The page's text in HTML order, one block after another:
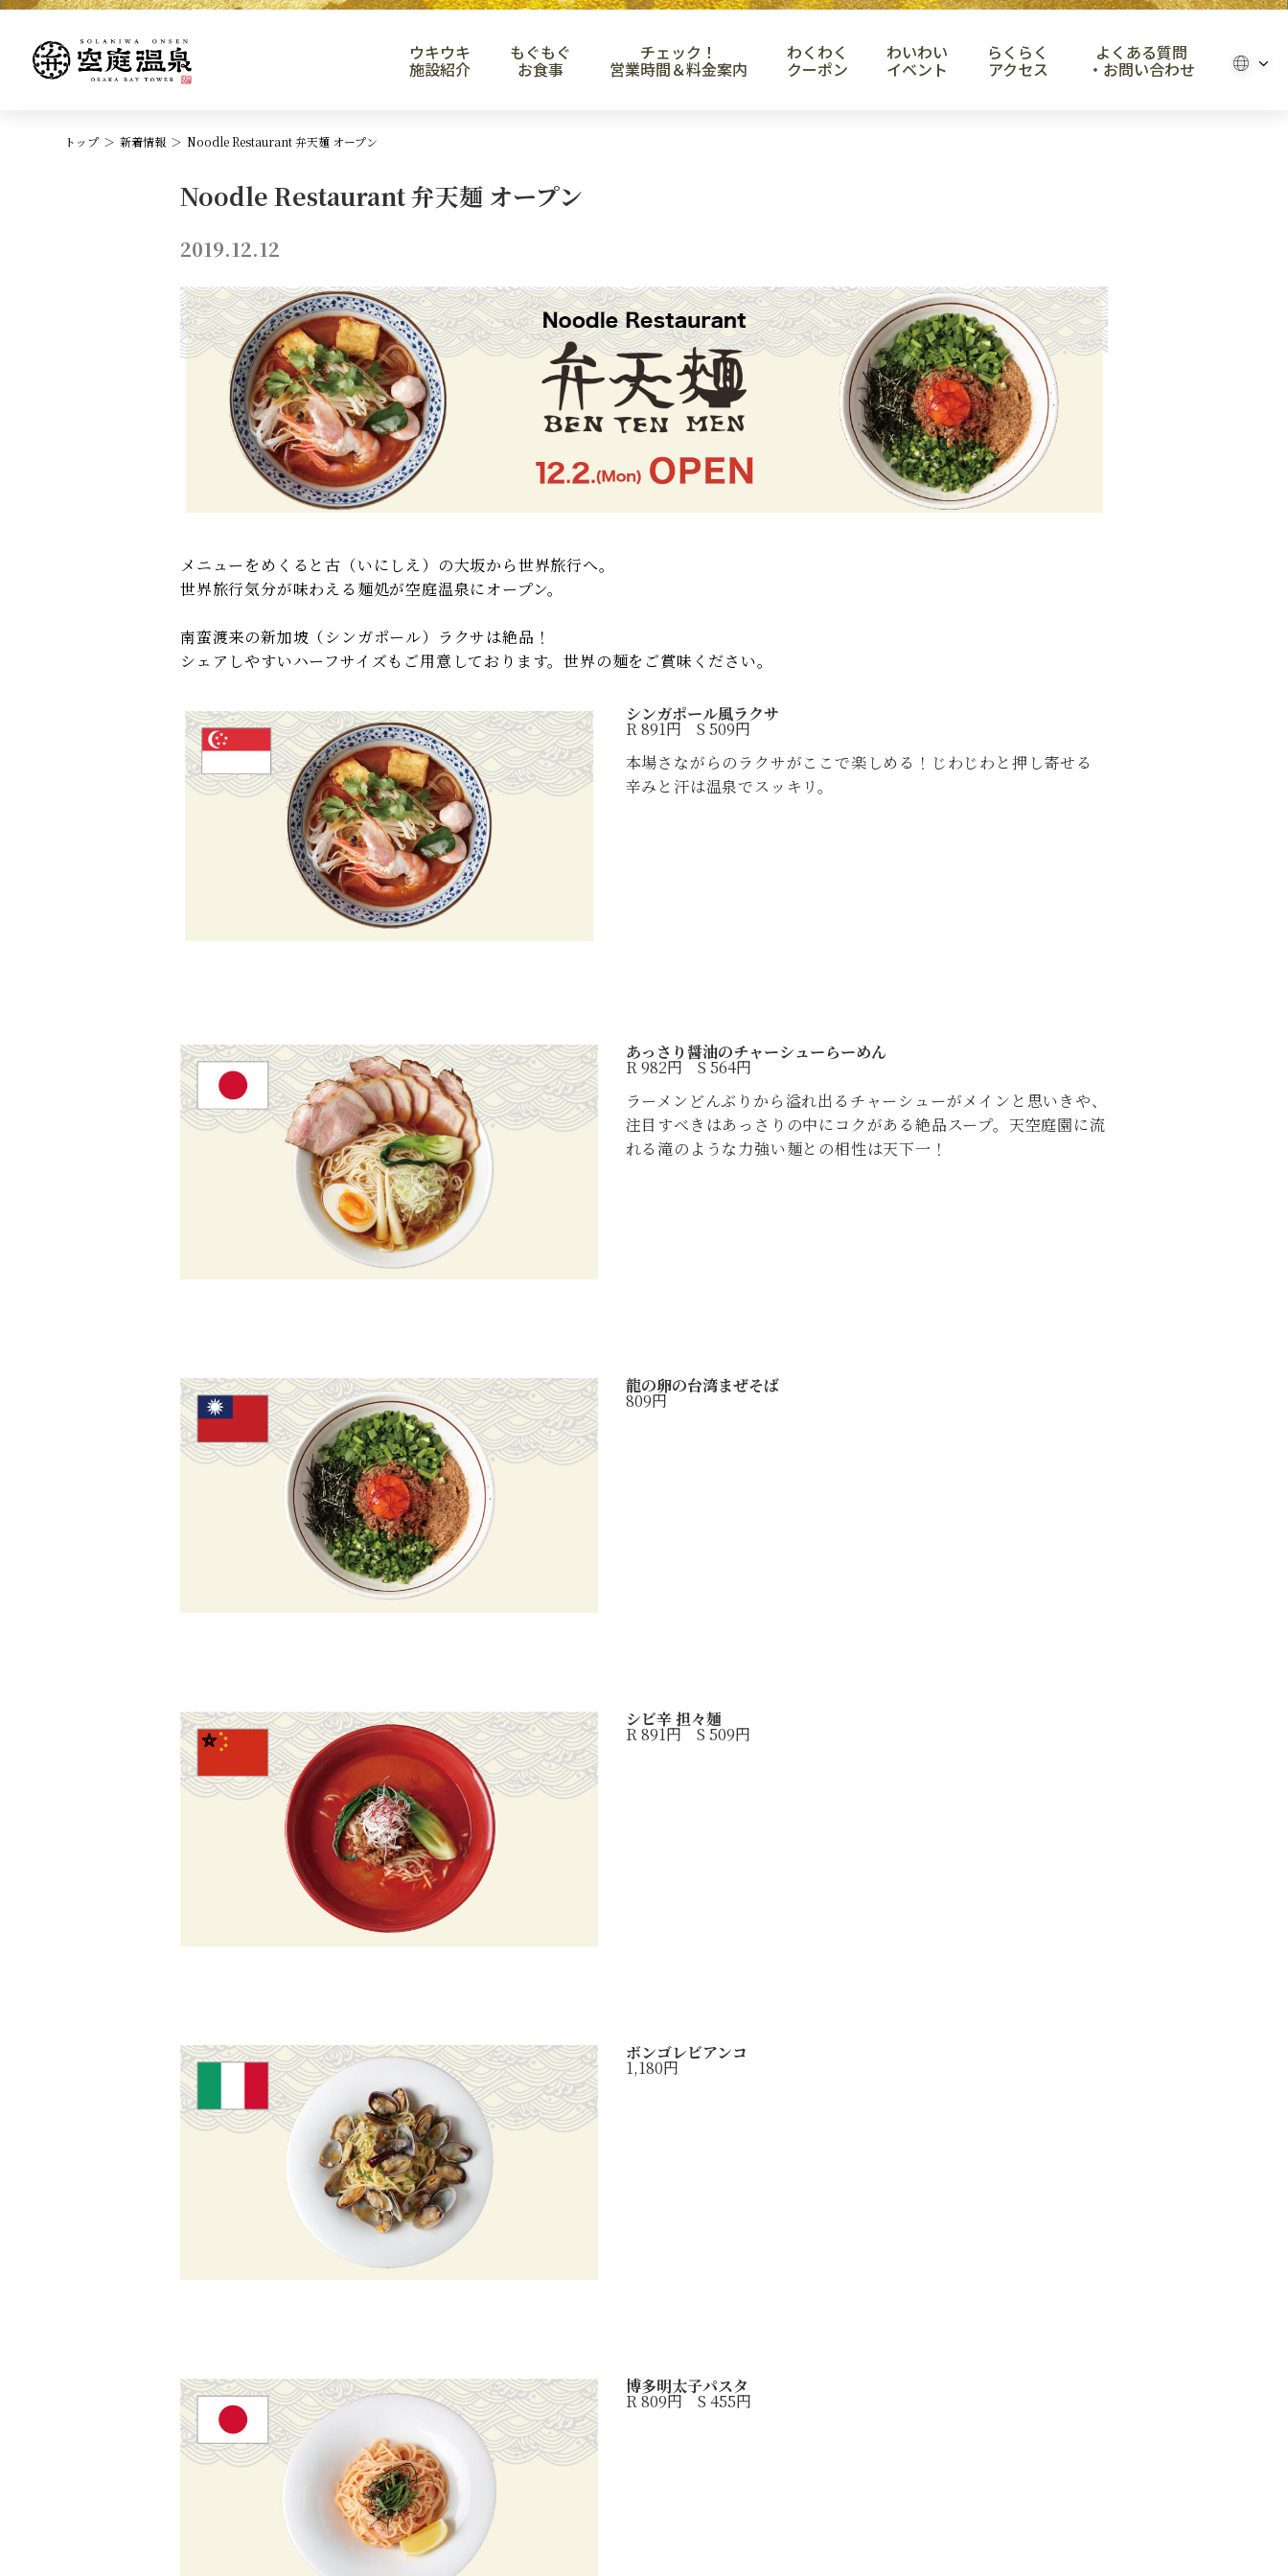
ウキウキ
施設紹介
もぐもぐ
お食事
チェック！
営業時間＆料金案内
わくわく
クーポン
わいわい
イベント
らくらく
アクセス
よくある質問
・お問い合わせ
トップ 新着情報 Noodle Restaurant 弁天麺 オープン
Noodle Restaurant 弁天麺 オープン
2019.12.12
メニューをめくると古（いにしえ）の大坂から世界旅行へ。
世界旅行気分が味わえる麺処が空庭温泉にオープン。
南蛮渡来の新加坡（シンガポール）ラクサは絶品！
シェアしやすいハーフサイズもご用意しております。世界の麺をご賞味ください。
シンガポール風ラクサ
R 891円 S 509円
本場さながらのラクサがここで楽しめる！じわじわと押し寄せる
辛みと汗は温泉でスッキリ。
あっさり醤油のチャーシューらーめん
R 982円 S 564円
ラーメンどんぶりから溢れ出るチャーシューがメインと思いきや、
注目すべきはあっさりの中にコクがある絶品スープ。天空庭園に流
れる滝のような力強い麺との相性は天下一！
龍の卵の台湾まぜそば
809円
シビ辛 担々麺
R 891円 S 509円
ボンゴレビアンコ
1,180円
博多明太子パスタ
R 809円 S 455円